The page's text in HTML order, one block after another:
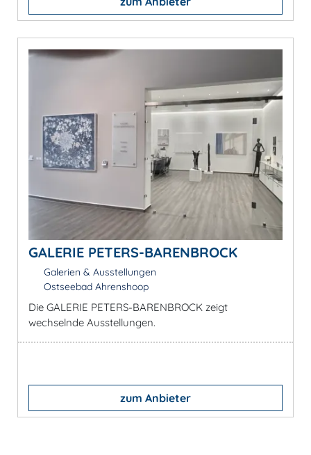
GALERIE PETERS-BARENBROCK
Galerien & Ausstellungen
Ostseebad Ahrenshoop
Die GALERIE PETERS-BARENBROCK zeigt
wechselnde Ausstellungen.
zum Anbieter